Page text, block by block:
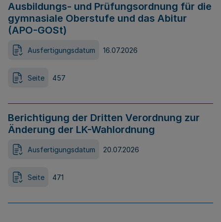
Ausbildungs- und Prüfungsordnung für die
gymnasiale Oberstufe und das Abitur
(APO-GOSt)
Ausfertigungsdatum 16.07.2026
Seite 457
Berichtigung der Dritten Verordnung zur
Änderung der LK-Wahlordnung
Ausfertigungsdatum 20.07.2026
Seite 471